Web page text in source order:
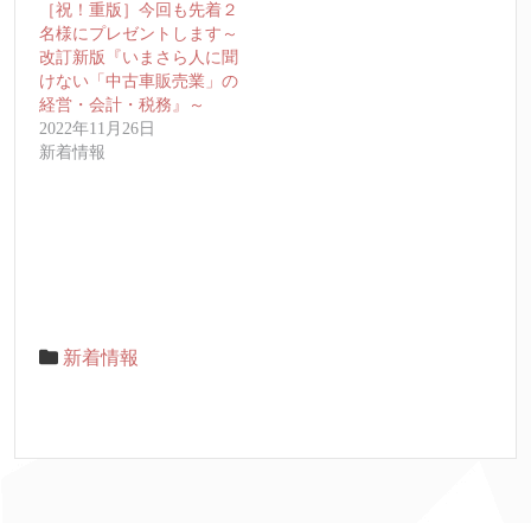
［祝！重版］今回も先着２
名様にプレゼントします～
改訂新版『いまさら人に聞
けない「中古車販売業」の
経営・会計・税務』～
2022年11月26日
新着情報
新着情報